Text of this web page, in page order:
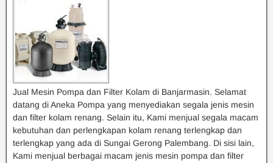
Jual Mesin Pompa dan Filter Kolam di Banjarmasin. Selamat
datang di Aneka Pompa yang menyediakan segala jenis mesin
dan filter kolam renang. Selain itu, Kami menjual segala macam
kebutuhan dan perlengkapan kolam renang terlengkap dan
terlengkap yang ada di Sungai Gerong Palembang. Di sisi lain,
Kami menjual berbagai macam jenis mesin pompa dan filter